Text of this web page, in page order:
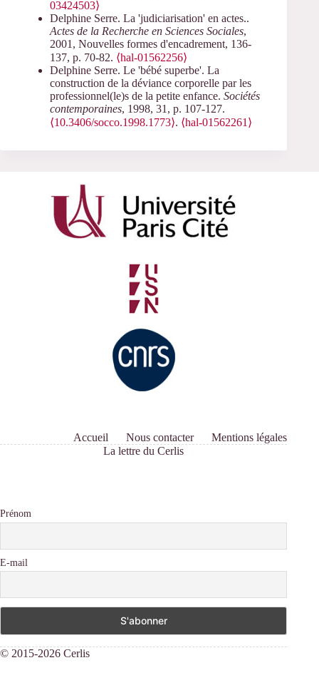
03424503⟩
Delphine Serre. La 'judiciarisation' en actes..
Actes de la Recherche en Sciences Sociales,
2001, Nouvelles formes d'encadrement, 136-
137, p. 70-82. ⟨hal-01562256⟩
Delphine Serre. Le 'bébé superbe'. La
construction de la déviance corporelle par les
professionnel(le)s de la petite enfance. Sociétés
contemporaines, 1998, 31, p. 107-127.
⟨10.3406/socco.1998.1773⟩. ⟨hal-01562261⟩
Accueil Nous contacter
Mentions légales
La lettre du Cerlis
Prénom
E-mail
© 2015-2026 Cerlis